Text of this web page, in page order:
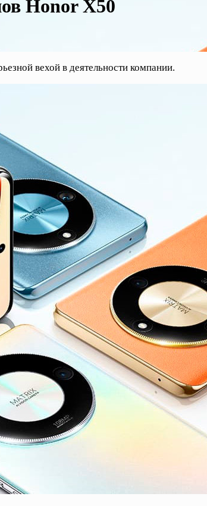
Honor X50
вехой в деятельности компании.